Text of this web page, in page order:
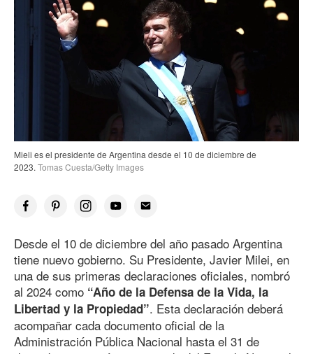
Mieli es el presidente de Argentina desde el 10 de diciembre de
2023. Tomas Cuesta/Getty Images
Desde el 10 de diciembre del año pasado Argentina
tiene nuevo gobierno. Su Presidente, Javier Milei, en
una de sus primeras declaraciones oficiales, nombró
al 2024 como “Año de la Defensa de la Vida, la
Libertad y la Propiedad”. Esta declaración deberá
acompañar cada documento oficial de la
Administración Pública Nacional hasta el 31 de